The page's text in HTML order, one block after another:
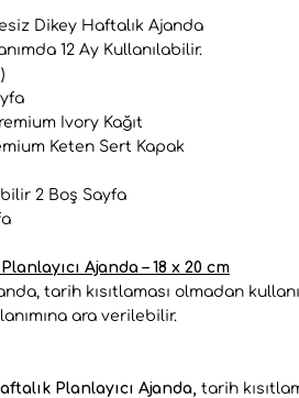
Dikey Haftalık Ajanda
12 Ay Kullanılabilir.
Ivory Kağıt
Keten Sert Kapak
2 Boş Sayfa
Ajanda – 18 x 20 cm
tarih kısıtlaması olmadan
ara verilebilir.
Planlayıcı Ajanda, tarih